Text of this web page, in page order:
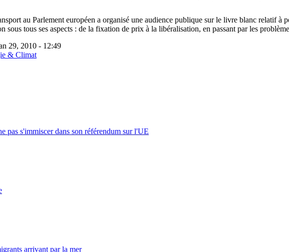
au Parlement européen a organisé une audience publique sur le livre blanc relatif à
tous ses aspects : de la fixation de prix à la libéralisation, en passant par les
29, 2010 - 12:49
& Climat
s'immiscer dans son référendum sur l'UE
arrivant par la mer